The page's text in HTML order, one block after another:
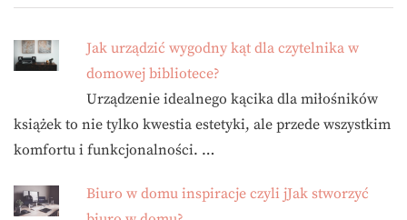
Jak urządzić wygodny kąt dla czytelnika w
domowej bibliotece?
Urządzenie idealnego kącika dla miłośników
książek to nie tylko kwestia estetyki, ale przede wszystkim
komfortu i funkcjonalności. …
Biuro w domu inspiracje czyli jJak stworzyć